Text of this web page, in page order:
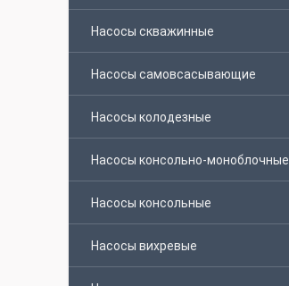
Насосы скважинные
Насосы самовсасывающие
Насосы колодезные
Насосы консольно-моноблочные
Насосы консольные
Насосы вихревые